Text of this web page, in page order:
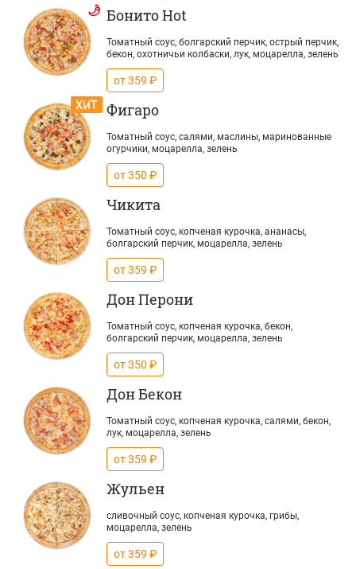
Бонито Hot
Томатный соус, болгарский перчик, острый перчик,
бекон, охотничьи колбаски, лук, моцарелла, зелень
от 359 ₽
Фигаро
Томатный соус, салями, маслины, маринованные
огурчики, моцарелла, зелень
от 350 ₽
Чикита
Томатный соус, копченая курочка, ананасы,
болгарский перчик, моцарелла, зелень
от 359 ₽
Дон Перони
Томатный соус, копченая курочка, бекон,
болгарский перчик, моцарелла, зелень
от 350 ₽
Дон Бекон
Томатный соус, копченая курочка, салями, бекон,
лук, моцарелла, зелень
от 359 ₽
Жульен
сливочный соус, копченая курочка, грибы,
моцарелла, зелень
от 359 ₽